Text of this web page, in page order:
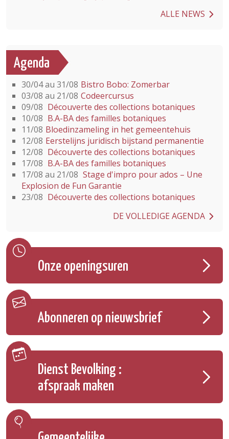
ALLE NEWS
Agenda
30/04 au 31/08 Bistro Bobo: Zomerbar
03/08 au 21/08 Codeercursus
09/08 Découverte des collections botaniques
10/08 B.A-BA des familles botaniques
11/08 Bloedinzameling in het gemeentehuis
12/08 Eerstelijns juridisch bijstand permanentie
12/08 Découverte des collections botaniques
17/08 B.A-BA des familles botaniques
17/08 au 21/08 Stage d'impro pour ados – Une
Explosion de Fun Garantie
23/08 Découverte des collections botaniques
DE VOLLEDIGE AGENDA
Onze openingsuren
Abonneren op nieuwsbrief
Dienst Bevolking :
afspraak maken